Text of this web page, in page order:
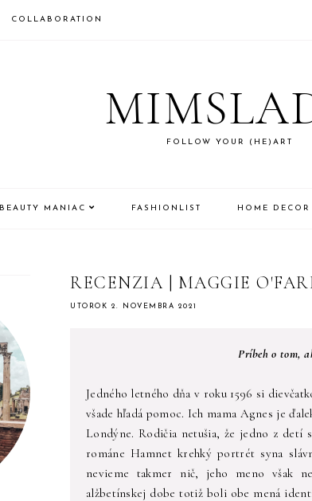
COLLABORATION
FOLLOW YOUR (HE)ART
BEAUTY MANIAC FASHIONLIST HOME DECOR
RECENZIA | MAGGIE
UTOROK 2. NOVEMBRA 2021
Príbeh o tom,
Jedného letného dňa v roku 1596 si
všade hľadá pomoc. Ich mama Agnes je
Londýne. Rodičia netušia, že jedno z detí
románe Hamnet krehký portrét syna
nevieme takmer nič, jeho meno však
alžbetínskej dobe totiž boli obe mená